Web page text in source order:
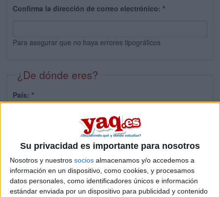
Su privacidad es importante para nosotros
Nosotros y nuestros socios almacenamos y/o accedemos a
información en un dispositivo, como cookies, y procesamos
datos personales, como identificadores únicos e información
estándar enviada por un dispositivo para publicidad y contenido
Confirma la dirección de correo electrónico: *
Para asegurar que no haya errores tipográficos
¿De dónde eres?
País: *
Sobre ti